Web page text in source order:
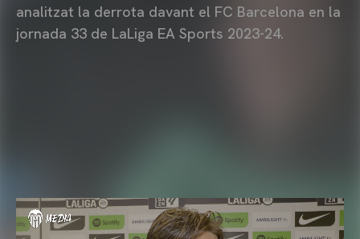
analitzat la derrota davant el FC Barcelona en la
jornada 33 de LaLiga EA Sports 2023-24.